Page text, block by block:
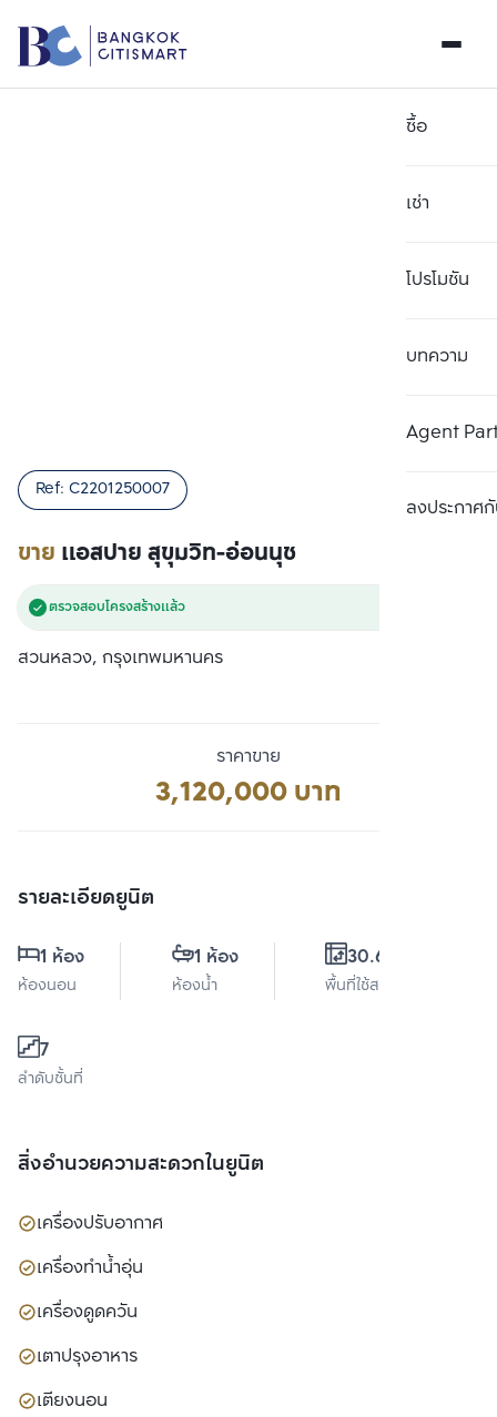
ซื้อ
เช่า
โปรโมชัน
บทความ
Agent
ลงประกาศกั
ขาย แอสปาย สุขุมวิท-อ่อนนุช
Ref: C2201250007
ตรวจสอบโครงสร้างแล้ว
สวนหลวง, กรุงเทพมหานคร
ราคาขาย
3,120,000 บาท
รายละเอียดยูนิต
1 ห้อง
ห้องนอน
1 ห้อง
ห้องน้ำ
30.61 ตร.ม.
พื้นที่ใช้สอย
7
ลำดับชั้นที่
สิ่งอำนวยความสะดวกในยูนิต
เครื่องปรับอากาศ
เครื่องทำน้ำอุ่น
เครื่องดูดควัน
เตาปรุงอาหาร
เตียงนอน
เปรียบเทียบ